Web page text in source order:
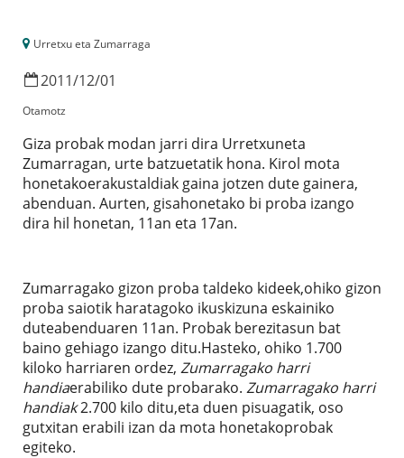
Urretxu eta Zumarraga
2011/12/01
Otamotz
Giza probak modan jarri dira Urretxuneta
Zumarragan, urte batzuetatik hona. Kirol mota
honetakoerakustaldiak gaina jotzen dute gainera,
abenduan. Aurten, gisahonetako bi proba izango
dira hil honetan, 11an eta 17an.
Zumarragako gizon proba taldeko kideek,ohiko gizon
proba saiotik haratagoko ikuskizuna eskainiko
duteabenduaren 11an. Probak berezitasun bat
baino gehiago izango ditu.Hasteko, ohiko 1.700
kiloko harriaren ordez, Zumarragako harri
handiaerabiliko dute probarako. Zumarragako harri
handiak2.700 kilo ditu,eta duen pisuagatik, oso
gutxitan erabili izan da mota honetakoprobak
egiteko.